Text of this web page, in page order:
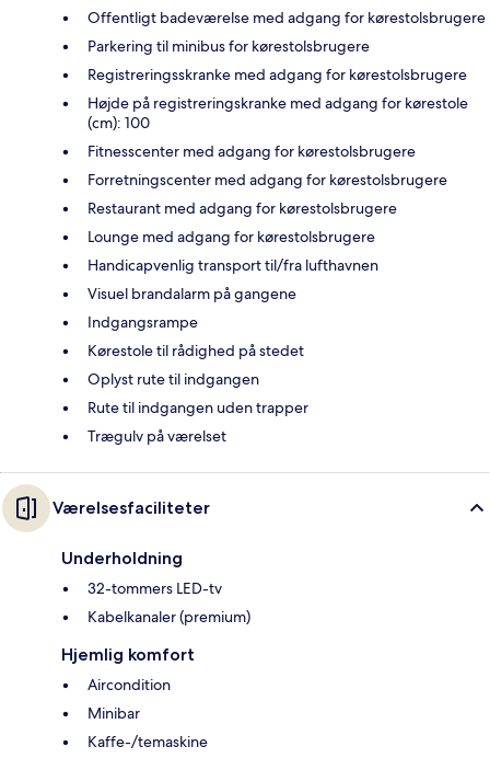
Offentligt badeværelse med adgang for kørestolsbrugere
Parkering til minibus for kørestolsbrugere
Registreringsskranke med adgang for kørestolsbrugere
Højde på registreringskranke med adgang for kørestole
(cm): 100
Fitnesscenter med adgang for kørestolsbrugere
Forretningscenter med adgang for kørestolsbrugere
Restaurant med adgang for kørestolsbrugere
Lounge med adgang for kørestolsbrugere
Handicapvenlig transport til/fra lufthavnen
Visuel brandalarm på gangene
Indgangsrampe
Kørestole til rådighed på stedet
Oplyst rute til indgangen
Rute til indgangen uden trapper
Trægulv på værelset
Værelsesfaciliteter
Underholdning
32-tommers LED-tv
Kabelkanaler (premium)
Hjemlig komfort
Aircondition
Minibar
Kaffe-/temaskine